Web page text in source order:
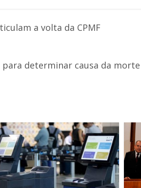
a volta da CPMF
determinar causa da morte